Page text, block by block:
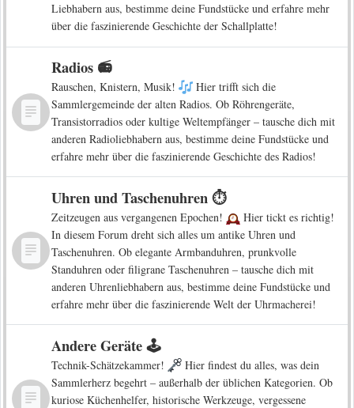
Liebhabern aus, bestimme deine Fundstücke und erfahre mehr
über die faszinierende Geschichte der Schallplatte!
Radios 📻
Rauschen, Knistern, Musik!
Hier trifft sich die
Sammlergemeinde der alten Radios. Ob Röhrengeräte,
Transistorradios oder kultige Weltempfänger – tausche dich mit
anderen Radioliebhabern aus, bestimme deine Fundstücke und
erfahre mehr über die faszinierende Geschichte des Radios!
Uhren und Taschenuhren ⏱️
Zeitzeugen aus vergangenen Epochen!
Hier tickt es richtig!
In diesem Forum dreht sich alles um antike Uhren und
Taschenuhren. Ob elegante Armbanduhren, prunkvolle
Standuhren oder filigrane Taschenuhren – tausche dich mit
anderen Uhrenliebhabern aus, bestimme deine Fundstücke und
erfahre mehr über die faszinierende Welt der Uhrmacherei!
Andere Geräte 🕹️
Technik-Schätzekammer!
Hier findest du alles, was dein
Sammlerherz begehrt – außerhalb der üblichen Kategorien. Ob
kuriose Küchenhelfer, historische Werkzeuge, vergessene